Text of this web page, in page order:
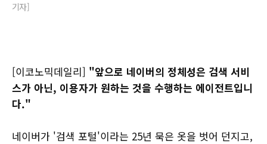
기자]
[이코노믹데일리] "앞으로 네이버의 정체성은 검색 서비
스가 아닌, 이용자가 원하는 것을 수행하는 에이전트입니
다."
네이버가 '검색 포털'이라는 25년 묵은 옷을 벗어 던지고,